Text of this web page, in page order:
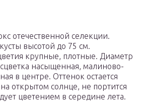
отечественной селекции.
высотой до 75 см.
крупные, плотные. Диаметр
насыщенная, малиново-
в центре. Оттенок остается
открытом солнце, не портится
цветением в середине лета.